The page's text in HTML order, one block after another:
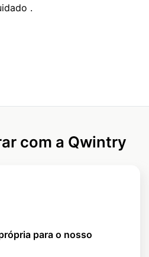
.
com a Qwintry
para o nosso